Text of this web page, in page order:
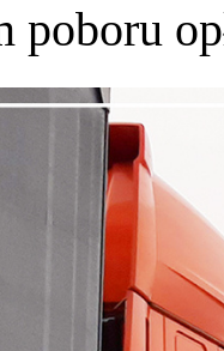
poboru